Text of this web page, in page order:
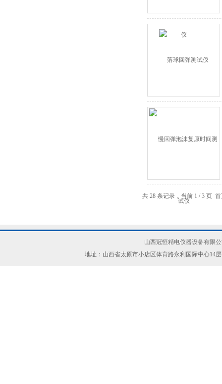
共 28 条记录，当前 1 / 3 页
山西冠恒精电仪器设备有限
地址：山西省太原市小店区体育路永利国际中心14